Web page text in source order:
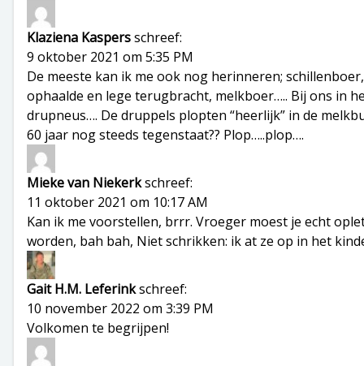
Klaziena Kaspersschreef:
9 oktober 2021 om 5:35 PM
De meeste kan ik me ook nog herinneren;
ophaalde en lege terugbracht, melkboer….. Bij ons in
drupneus…. De druppels plopten “heerlijk” in de
60 jaar nog steeds tegenstaat?? Plop…..plop….
Mieke van Niekerkschreef:
11 oktober 2021 om 10:17 AM
Kan ik me voorstellen, brrr. Vroeger moest je echt
worden, bah bah, Niet schrikken: ik at ze op in het
Gait H.M. Leferinkschreef:
10 november 2022 om 3:39 PM
Volkomen te begrijpen!